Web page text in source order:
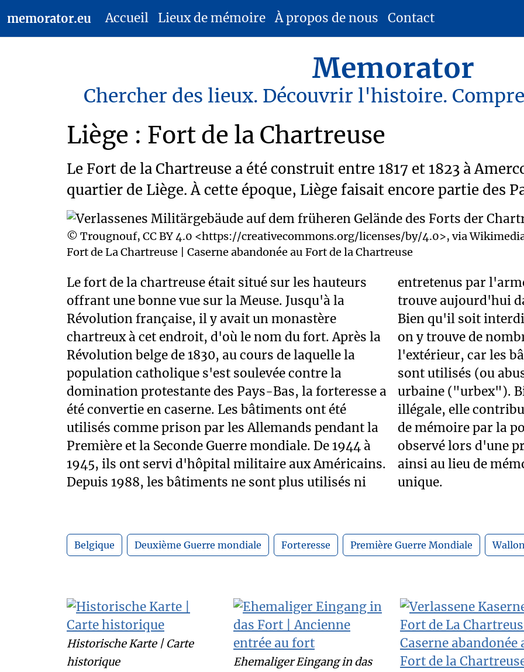
memorator.eu Accueil Lieux de mémoire À propos de nous Contact
Memorator
Chercher des lieux. Découvrir l'histoire.
Liège : Fort de la Chartreuse
Le Fort de la Chartreuse a été construit entre 1817 et 1823 à
quartier de Liège. À cette époque, Liège faisait encore partie des
© Trougnouf, CC BY 4.0 <https://creativecommons.org/licenses/by/4.0>, via
Fort de La Chartreuse | Caserne abandonée au Fort de la Chartreuse
Le fort de la chartreuse était situé sur les hauteurs
offrant une bonne vue sur la Meuse. Jusqu'à la
Révolution française, il y avait un monastère
chartreux à cet endroit, d'où le nom du fort. Après la
Révolution belge de 1830, au cours de laquelle la
population catholique s'est soulevée contre la
domination protestante des Pays-Bas, la forteresse a
été convertie en caserne. Les bâtiments ont été
utilisés comme prison par les Allemands pendant la
Première et la Seconde Guerre mondiale. De 1944 à
1945, ils ont servi d'hôpital militaire aux Américains.
Depuis 1988, les bâtiments ne sont plus utilisés ni
entretenus par l'armée belge. L'ensemble du site se
trouve aujourd'hui
Bien qu'il soit
on y trouve de
l'extérieur, car les
sont utilisés (ou
urbaine ("urbex").
illégale, elle
de mémoire par la
observé lors d'une
ainsi au lieu de
unique.
Belgique Deuxième Guerre mondiale Forteresse Première Guerre Mondiale
Historische Karte | Carte
historique
Ehemaliger Eingang in das